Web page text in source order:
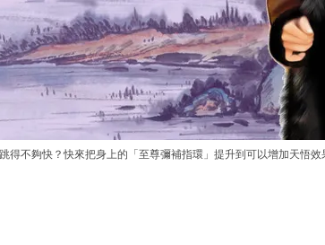
得不夠快？快來把身上的「至尊彌補指環」提升到可以增加天悟效